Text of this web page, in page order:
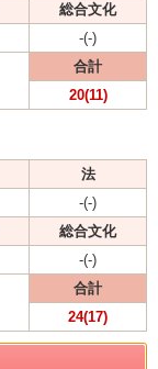
総合文化
-(-)
合計
20(11)
法
-(-)
総合文化
-(-)
合計
24(17)